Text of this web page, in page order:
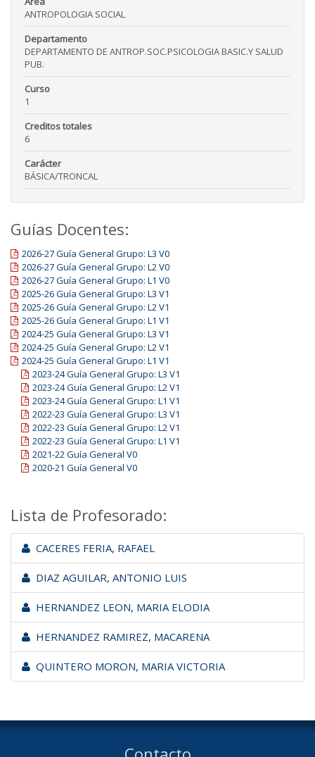
ANTROPOLOGIA SOCIAL
Departamento
DEPARTAMENTO DE ANTROP.SOC.PSICOLOGIA BASIC.Y SALUD
PUB.
Curso
1
Creditos totales
6
Carácter
BÁSICA/TRONCAL
Guías Docentes:
2026-27 Guía General Grupo: L3 V0
2026-27 Guía General Grupo: L2 V0
2026-27 Guía General Grupo: L1 V0
2025-26 Guía General Grupo: L3 V1
2025-26 Guía General Grupo: L2 V1
2025-26 Guía General Grupo: L1 V1
2024-25 Guía General Grupo: L3 V1
2024-25 Guía General Grupo: L2 V1
2024-25 Guía General Grupo: L1 V1
2023-24 Guía General Grupo: L3 V1
2023-24 Guía General Grupo: L2 V1
2023-24 Guía General Grupo: L1 V1
2022-23 Guía General Grupo: L3 V1
2022-23 Guía General Grupo: L2 V1
2022-23 Guía General Grupo: L1 V1
2021-22 Guía General V0
2020-21 Guía General V0
Lista de Profesorado:
CACERES FERIA, RAFAEL
DIAZ AGUILAR, ANTONIO LUIS
HERNANDEZ LEON, MARIA ELODIA
HERNANDEZ RAMIREZ, MACARENA
QUINTERO MORON, MARIA VICTORIA